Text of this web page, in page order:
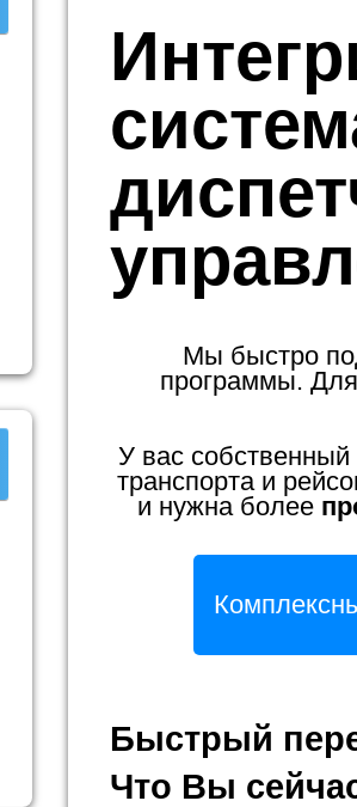
Мы быстро
программы. Для
У вас
транспорта и
и нужна более
Быстрый
Что Вы